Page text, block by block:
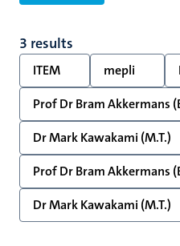
3 results
ITEM mepli
Prof Dr Bram Akkermans
Dr Mark Kawakami (M.T.)
Prof Dr Bram Akkermans
Dr Mark Kawakami (M.T.)